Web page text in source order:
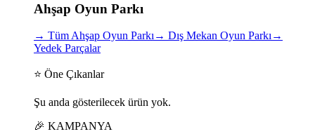
Ahşap Oyun Parkı
→ Tüm Ahşap Oyun Parkı→ Dış Mekan Oyun Parkı→
Yedek Parçalar
⭐ Öne Çıkanlar
Şu anda gösterilecek ürün yok.
🎉 KAMPANYA